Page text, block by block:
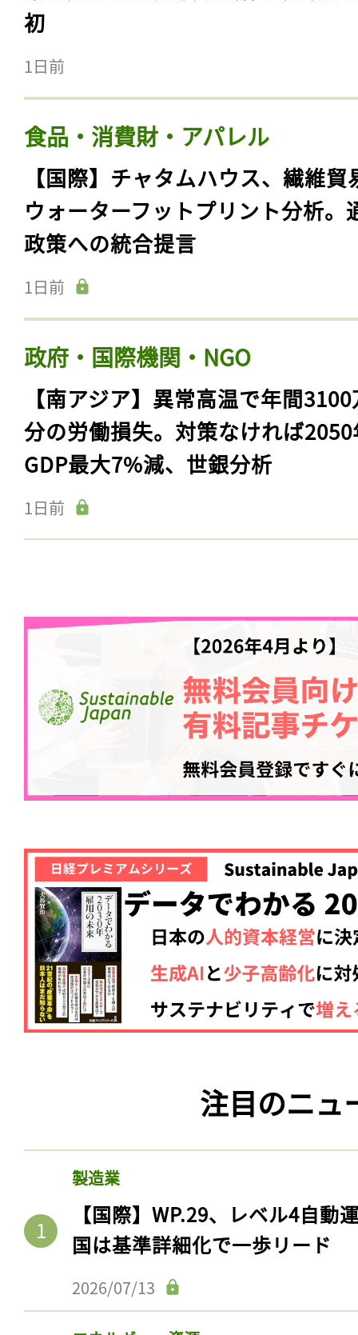
初
1日前
食品・消費財・アパレル
【国際】チャタムハウス、繊維貿
ウォーターフットプリント分析。
政策への統合提言
1日前
政府・国際機関・NGO
【南アジア】異常高温で年間
分の労働損失。対策なければ
GDP最大7%減、世銀分析
1日前
注目のニュ
製造業
【国際】WP.29、レベル4自動
国は基準詳細化で一歩リード
2026/07/13